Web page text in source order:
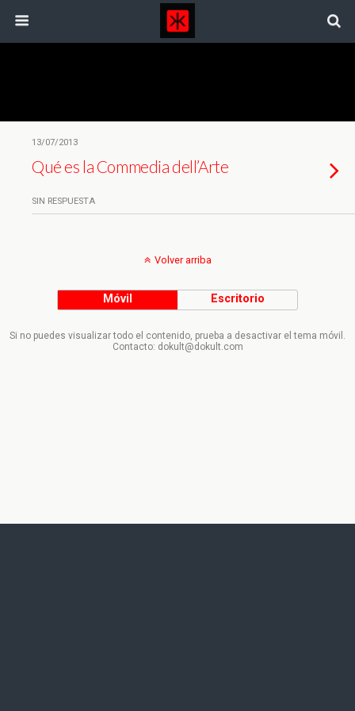
13/07/2013
Qué es la Commedia dell’Arte
SIN RESPUESTA
Volver arriba
Móvil Escritorio
Si no puedes visualizar todo el contenido, prueba a desactivar el tema móvil.
Contacto: dokult@dokult.com